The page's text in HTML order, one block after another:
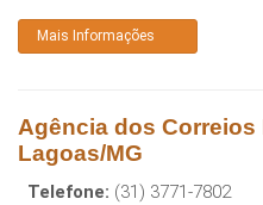
Mais Informações
Agência dos Correios
Lagoas/MG
Telefone: (31) 3771-7802